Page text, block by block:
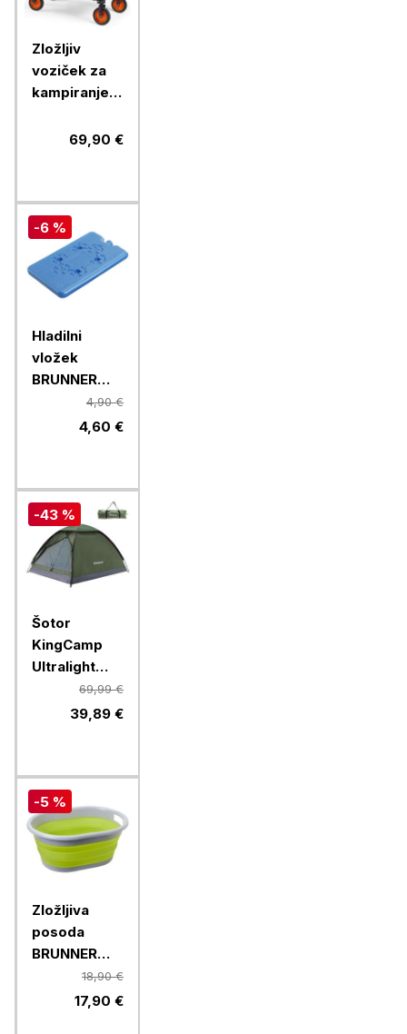
Zložljiv
voziček za
kampiranje
VONDV-69,90 €
-6 %
Hladilni
vložek
BRUNNER
Coolpad
200, 2 kosa
4,90 €
4,60 €
-43 %
Šotor
KingCamp
Ultralight
Mondome II,
KT2427,
69,99 €
39,89 €
-5 %
Zložljiva
posoda
BRUNNER
FOLD-AWAY
18,90 €
17,90 €